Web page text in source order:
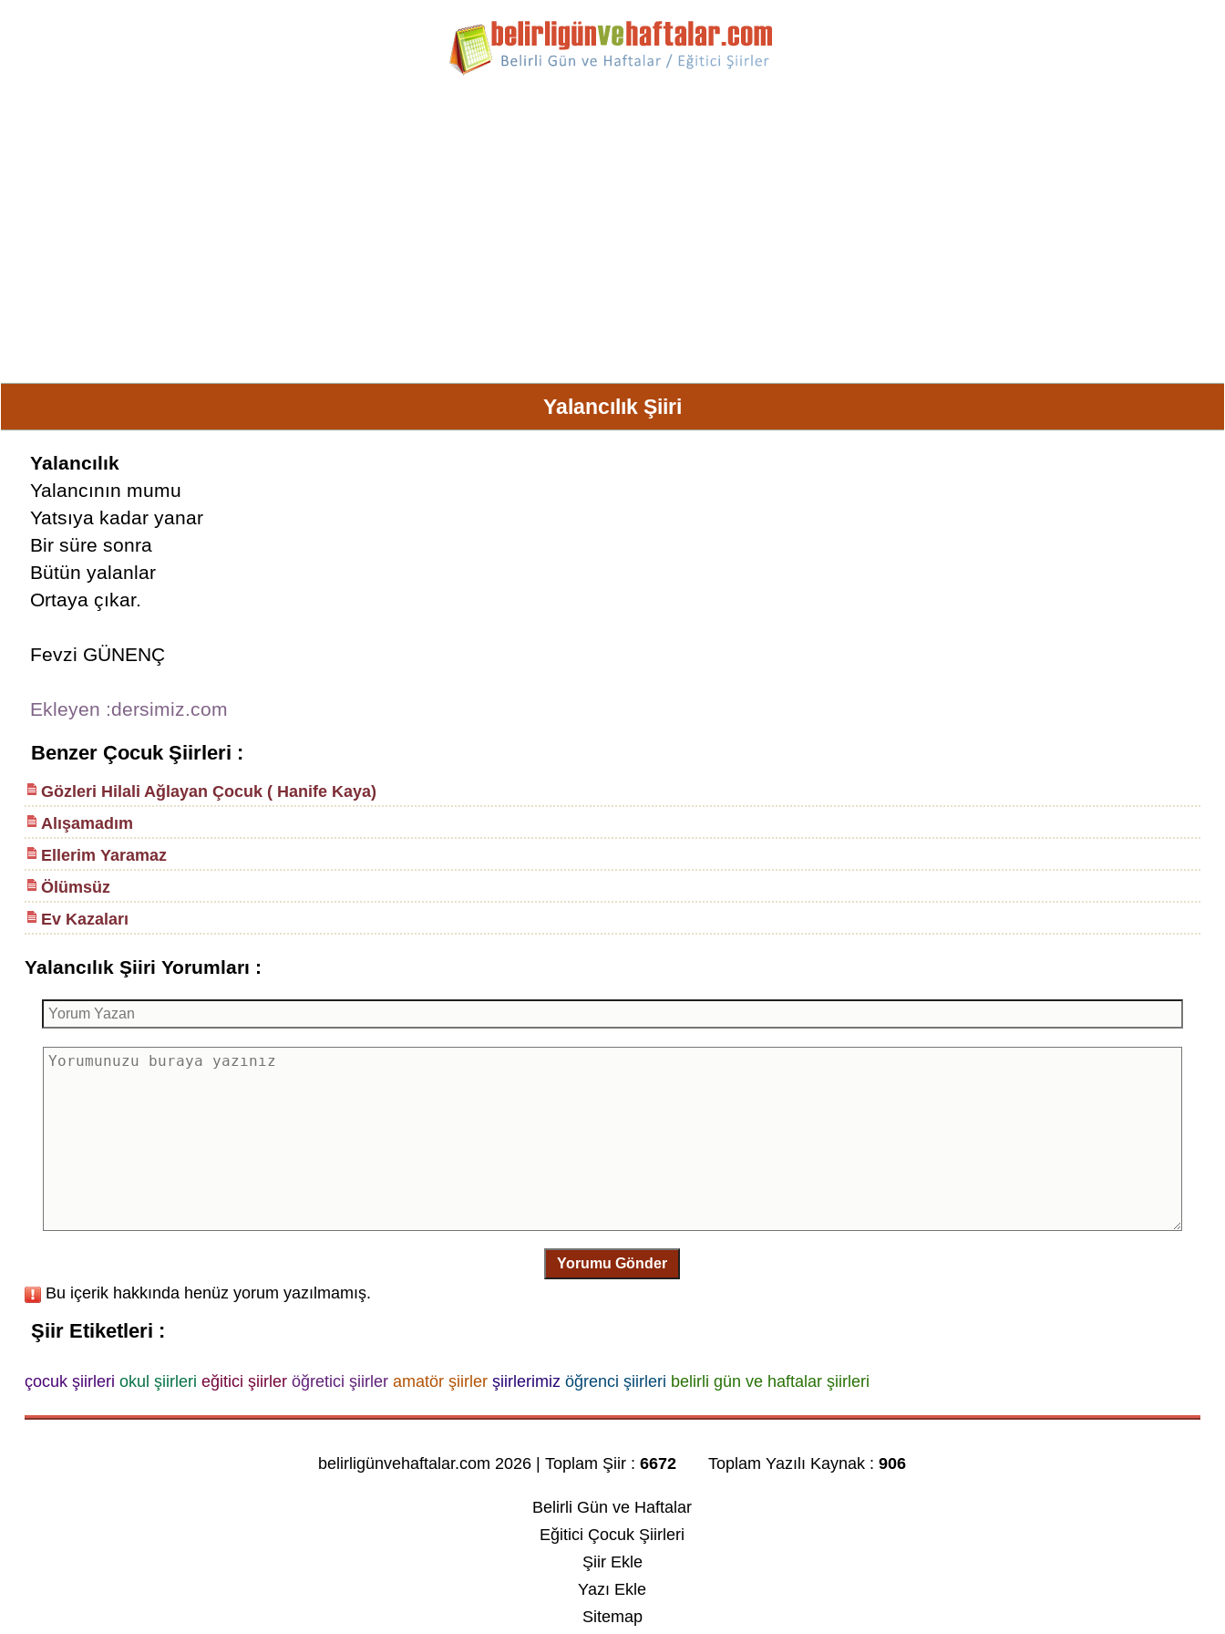
Yalancılık Şiiri
Yalancılık
Yalancının mumu
Yatsıya kadar yanar
Bir süre sonra
Bütün yalanlar
Ortaya çıkar.
Fevzi GÜNENÇ
Ekleyen :dersimiz.com
Benzer Çocuk Şiirleri :
Gözleri Hilali Ağlayan Çocuk ( Hanife Kaya)
Alışamadım
Ellerim Yaramaz
Ölümsüz
Ev Kazaları
Yalancılık Şiiri Yorumları :
Yorumu Gönder
Bu içerik hakkında henüz yorum yazılmamış.
Şiir Etiketleri :
çocuk şiirleri okul şiirleri eğitici şiirler öğretici şiirler amatör şiirler şiirlerimiz öğrenci şiirleri belirli gün ve haftalar şiirleri
belirligünvehaftalar.com 2026 | Toplam Şiir :6672 Toplam Yazılı Kaynak :906
Belirli Gün ve Haftalar
Eğitici Çocuk Şiirleri
Şiir Ekle
Yazı Ekle
Sitemap